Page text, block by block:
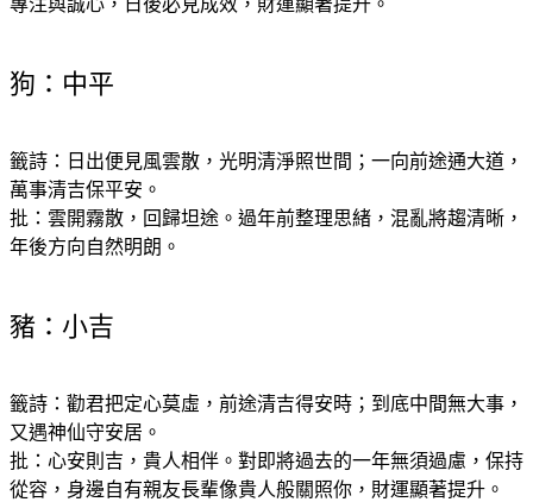
專注與誠心，日後必見成效，財運顯著提升。
狗：中平
籤詩：日出便見風雲散，光明清淨照世間；一向前途通大道，
萬事清吉保平安。
批：雲開霧散，回歸坦途。過年前整理思緒，混亂將趨清晰，
年後方向自然明朗。
豬：小吉
籤詩：勸君把定心莫虛，前途清吉得安時；到底中間無大事，
又遇神仙守安居。
批：心安則吉，貴人相伴。對即將過去的一年無須過慮，保持
從容，身邊自有親友長輩像貴人般關照你，財運顯著提升。